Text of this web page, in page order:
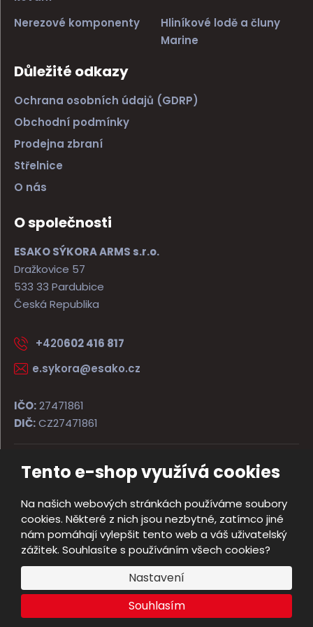
Tento e-shop využívá cookies
Na našich webových stránkách používáme soubory
cookies. Některé z nich jsou nezbytné, zatímco jiné
nám pomáhají vylepšit tento web a váš uživatelský
zážitek. Souhlasíte s používáním všech cookies?
Nastavení
Souhlasím
Nerezové komponenty
Hliníkové lodě a čluny
Marine
Důležité odkazy
Ochrana osobních údajů (GDRP)
Obchodní podmínky
Prodejna zbraní
Střelnice
O nás
O společnosti
ESAKO SÝKORA ARMS s.r.o.
Dražkovice 57
533 33 Pardubice
Česká Republika
+420602 416 817
e.sykora@esako.cz
IČO:27471861
DIČ:CZ27471861
© 2026, ESAKO SÝKORA ARMS s.r.o.
Mapa stránek
Vyrobila
B
N